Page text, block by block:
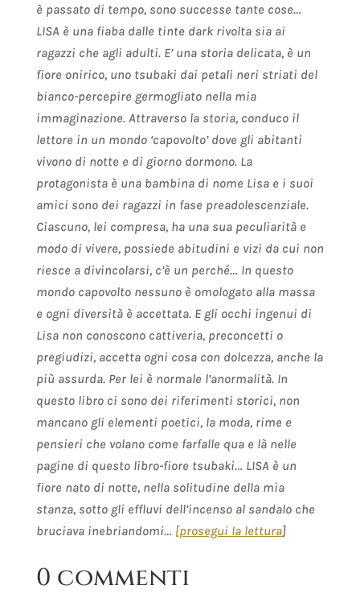
è passato di tempo, sono successe tante cose…
LISA è una fiaba dalle tinte dark rivolta sia ai
ragazzi che agli adulti. E’ una storia delicata, è un
fiore onirico, uno tsubaki dai petali neri striati del
bianco-percepire germogliato nella mia
immaginazione. Attraverso la storia, conduco il
lettore in un mondo ‘capovolto’ dove gli abitanti
vivono di notte e di giorno dormono. La
protagonista è una bambina di nome Lisa e i suoi
amici sono dei ragazzi in fase preadolescenziale.
Ciascuno, lei compresa, ha una sua peculiarità e
modo di vivere, possiede abitudini e vizi da cui non
riesce a divincolarsi, c’è un perché… In questo
mondo capovolto nessuno è omologato alla massa
e ogni diversità è accettata. E gli occhi ingenui di
Lisa non conoscono cattiveria, preconcetti o
pregiudizi, accetta ogni cosa con dolcezza, anche la
più assurda. Per lei è normale l’anormalità. In
questo libro ci sono dei riferimenti storici, non
mancano gli elementi poetici, la moda, rime e
pensieri che volano come farfalle qua e là nelle
pagine di questo libro-fiore tsubaki… LISA è un
fiore nato di notte, nella solitudine della mia
stanza, sotto gli effluvi dell’incenso al sandalo che
bruciava inebriandomi… [prosegui la lettura]
0 commenti